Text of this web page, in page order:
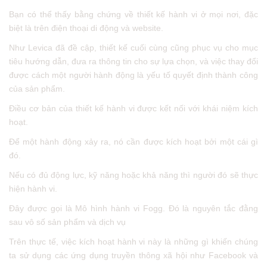
Bạn có thể thấy bằng chứng về thiết kế hành vi ở mọi nơi, đặc
biệt là trên điện thoại di động và website.
Như Levica đã đề cập, thiết kế cuối cùng cũng phục vụ cho mục
tiêu hướng dẫn, đưa ra thông tin cho sự lựa chọn, và việc thay đổi
được cách một người hành động là yếu tố quyết định thành công
của sản phẩm.
Điều cơ bản của thiết kế hành vi được kết nối với khái niệm kích
hoạt.
Để một hành động xảy ra, nó cần được kích hoạt bởi một cái gì
đó.
Nếu có đủ động lực, kỹ năng hoặc khả năng thì người đó sẽ thực
hiện hành vi.
Đây được gọi là Mô hình hành vi Fogg. Đó là nguyên tắc đằng
sau vô số sản phẩm và dịch vụ
Trên thực tế, việc kích hoạt hành vi này là những gì khiến chúng
ta sử dụng các ứng dụng truyền thông xã hội như Facebook và